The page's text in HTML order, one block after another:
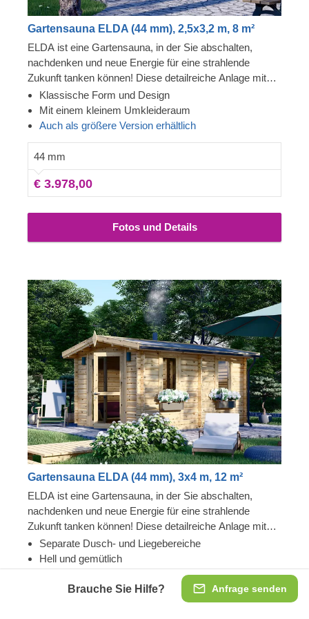
Anfrage senden
Brauche Sie Hilfe?
Gartensauna ELDA (44 mm), 2,5x3,2 m, 8 m²
ELDA ist eine Gartensauna, in der Sie abschalten,
nachdenken und neue Energie für eine strahlende
Zukunft tanken können! Diese detailreiche Anlage mit
schönem Spitzdach ist gemütlich und komfortabel,
außerdem können Sie sich in der Umkleidekabine mit
mehreren Bänken auf den Saunagang vorbereiten. Die
auf schöne Momente mit bester Stimmung!
Klassische Form und Design
Mit einem kleinem Umkleideraum
Auch als größere Version erhältlich
44 mm
€ 3.978,00
Fotos und Details
Gartensauna ELDA (44 mm), 3x4 m, 12 m²
ELDA ist eine Gartensauna, in der Sie abschalten,
nachdenken und neue Energie für eine strahlende
Zukunft tanken können! Diese detailreiche Anlage mit
schönem Spitzdach ist gemütlich und komfortabel und
verfügt über 3 Reihen von Bänken, zwischen denen Sie
wählen können. Nicht zu vergessen sind die möglichen
Dusch- und Liegeflächen – denn ELDA ist nicht nur eine
Sauna, sondern auch ein Ort, an dem man seine Freizeit
Separate Dusch- und Liegebereiche
Hell und gemütlich
Auch als größere Version erhältlich